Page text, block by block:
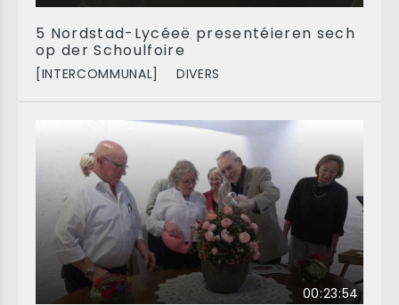
5 Nordstad-Lycéeë presentéieren sech
op der Schoulfoire
[INTERCOMMUNAL] DIVERS
00:23:54